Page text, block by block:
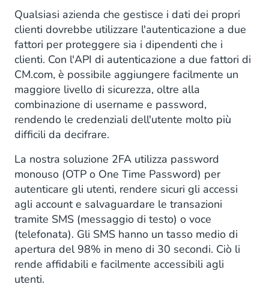
Qualsiasi azienda che gestisce i dati dei propri
clienti dovrebbe utilizzare l'autenticazione a due
fattori per proteggere sia i dipendenti che i
clienti. Con l'API di autenticazione a due fattori di
CM.com, è possibile aggiungere facilmente un
maggiore livello di sicurezza, oltre alla
combinazione di username e password,
rendendo le credenziali dell'utente molto più
difficili da decifrare.
La nostra soluzione 2FA utilizza password
monouso (OTP o One Time Password) per
autenticare gli utenti, rendere sicuri gli accessi
agli account e salvaguardare le transazioni
tramite SMS (messaggio di testo) o voce
(telefonata). Gli SMS hanno un tasso medio di
apertura del 98% in meno di 30 secondi. Ciò li
rende affidabili e facilmente accessibili agli
utenti.